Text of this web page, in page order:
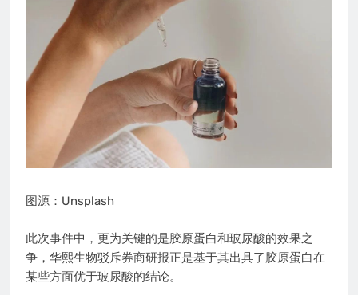
图源：Unsplash
此次事件中，更为关键的是胶原蛋白和玻尿酸的效果之
争，华熙生物驳斥券商研报正是基于其出具了胶原蛋白在
某些方面优于玻尿酸的结论。